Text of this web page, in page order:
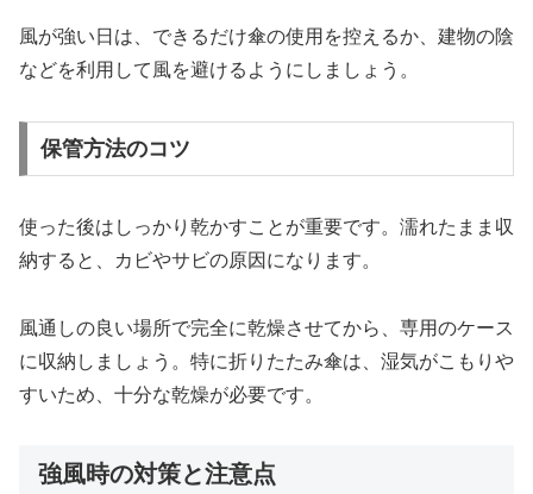
風が強い日は、できるだけ傘の使用を控えるか、建物の陰
などを利用して風を避けるようにしましょう。
保管方法のコツ
使った後はしっかり乾かすことが重要です。濡れたまま収
納すると、カビやサビの原因になります。
風通しの良い場所で完全に乾燥させてから、専用のケース
に収納しましょう。特に折りたたみ傘は、湿気がこもりや
すいため、十分な乾燥が必要です。
強風時の対策と注意点